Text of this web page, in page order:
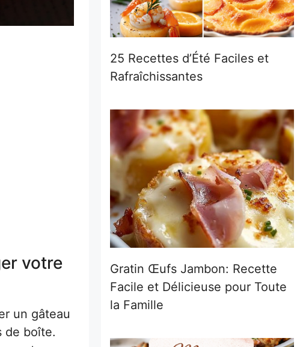
votre
un gâteau
de boîte.
25 Recettes d’Été Faciles et
Rafraîchissantes
Gratin Œufs Jambon: Recette
Facile et Délicieuse pour Toute
la Famille